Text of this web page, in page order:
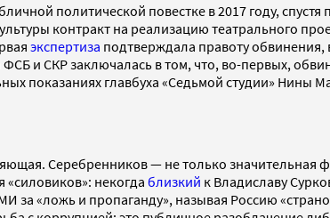
политической повестке в 2017 году,
контракт на реализацию театрального
экспертиза подтверждала правоту обвинения,
и СКР заключалась в том, что, во-первых,
показаниях главбуха «Седьмой студии» Нины
Серебренников — не только значительная
некогда близкий к Владиславу
«ложь и пропаганду», называя Россию